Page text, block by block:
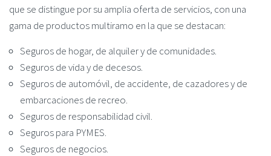
que se distingue por su amplia oferta de servicios, con una
gama de productos multiramo en la que se destacan:
Seguros de hogar, de alquiler y de comunidades.
Seguros de vida y de decesos.
Seguros de automóvil, de accidente, de cazadores y de
embarcaciones de recreo.
Seguros de responsabilidad civil.
Seguros para PYMES.
Seguros de negocios.